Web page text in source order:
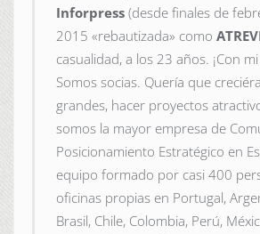
Inforpress (desde finales de
2015 «rebautizada» como
casualidad, a los 23 años. ¡Con
Somos socias. Quería que
grandes, hacer proyectos
somos la mayor empresa de
Posicionamiento Estratégico en
equipo formado por casi 400
oficinas propias en Portugal,
Brasil, Chile, Colombia, Perú,